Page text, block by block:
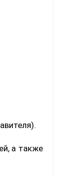
а также